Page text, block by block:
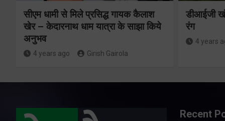
सीएम धामी से मिले प्रसिद्ध गायक कैलाश
खेर – केदारनाथ धाम यात्रा के साझा किये
अनुभव
4 years ago Girish Gairola
डीआईजी
रंग
4 years
Recent